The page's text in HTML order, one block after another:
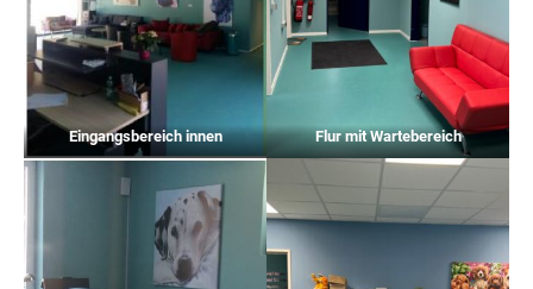
Eingangsbereich innen Flur mit Wartebereich